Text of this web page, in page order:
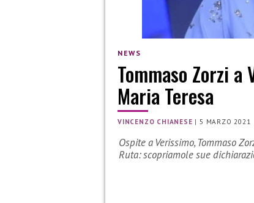
NEWS
Tommaso Zorzi
Maria Teresa
VINCENZO CHIANESE |5 MARZO 2021
Ospite a Verissimo, Tommaso
Ruta: scopriamole sue